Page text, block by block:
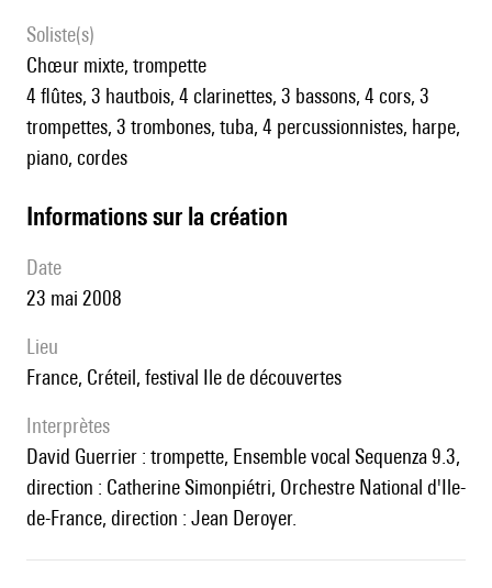
Soliste(s)
chœur mixte, trompette
4 flûtes, 3 hautbois, 4 clarinettes, 3 bassons, 4 cors, 3
trompettes, 3 trombones, tuba, 4 percussionnistes, harpe,
piano, cordes
informations sur la création
date
23 mai 2008
lieu
France, Créteil, festival Ile de découvertes
interprètes
David Guerrier : trompette, Ensemble vocal Sequenza 9.3,
direction : Catherine Simonpiétri, Orchestre National d'Ile-
de-France, direction : Jean Deroyer.